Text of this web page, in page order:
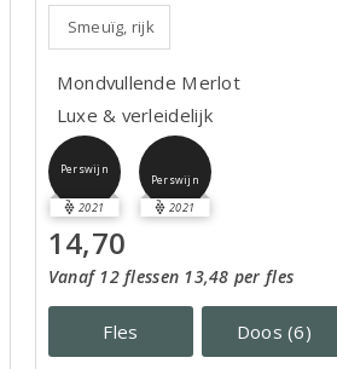
Smeuïg, rijk
Mondvullende Merlot
Luxe & verleidelijk
Perswijn
2021
Perswijn
2021
14,70
Vanaf 12 flessen 13,48 per fles
Fles Doos (6)